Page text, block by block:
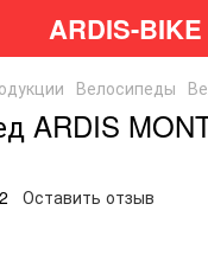
ARDIS-BIKE
Велосипеды
ARDIS
Оставить отзыв